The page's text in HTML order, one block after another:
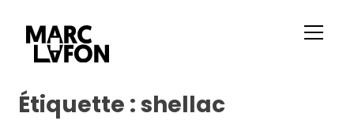
Étiquette :shellac